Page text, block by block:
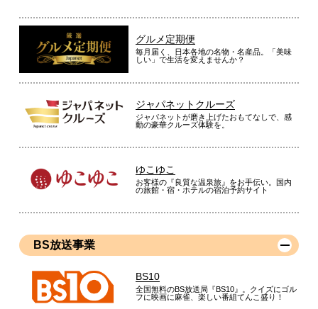
グルメ定期便
毎月届く、日本各地の名物・名産品。「美味
しい」で生活を変えませんか？
ジャパネットクルーズ
ジャパネットが磨き上げたおもてなしで、感
動の豪華クルーズ体験を。
ゆこゆこ
お客様の『良質な温泉旅』をお手伝い。国内
の旅館・宿・ホテルの宿泊予約サイト
BS放送事業
BS10
全国無料のBS放送局『BS10』。クイズにゴル
フに映画に麻雀、楽しい番組てんこ盛り！